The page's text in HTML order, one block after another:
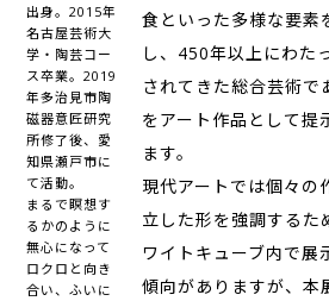
出身。2015年
名古屋芸術大
学・陶芸コー
ス卒業。2019
年多治見市陶
磁器意匠研究
所修了後、愛
知県瀬戸市に
て活動。
まるで瞑想す
るかのように
無心になって
ロクロと向き
合い、ふいに
食といった多様な要素
し、450年以上にわた
されてきた総合芸術で
をアート作品として提
ます。
現代アートでは個々の
立した形を強調するた
ワイトキューブ内で展
傾向がありますが、本